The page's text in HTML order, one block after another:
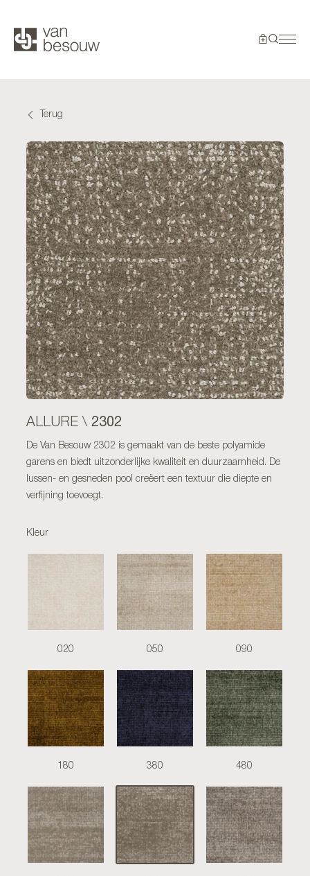
Terug
ALLURE \ 2302
De Van Besouw 2302 is gemaakt van de beste polyamide
garens en biedt uitzonderlijke kwaliteit en duurzaamheid. De
lussen- en gesneden pool creëert een textuur die diepte en
verfijning toevoegt.
Kleur
020 050 090
180 380 480